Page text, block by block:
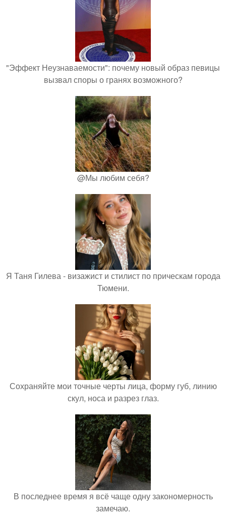
"Эффект Неузнаваемости": почему новый образ певицы
вызвал споры о гранях возможного?
@Мы любим себя?
Я Таня Гилева - визажист и стилист по прическам города
Тюмени.
Сохраняйте мои точные черты лица, форму губ, линию
скул, носа и разрез глаз.
В последнее время я всё чаще одну закономерность
замечаю.